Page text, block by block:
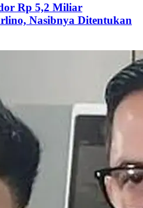
Rp 5,2 Miliar
Nasibnya Ditentukan